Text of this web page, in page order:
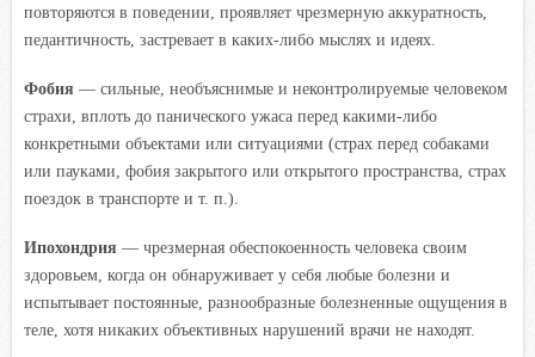
повторяются в поведении, проявляет чрезмерную аккуратность,
педантичность, застревает в каких-либо мыслях и идеях.
Фобия — сильные, необъяснимые и неконтролируемые человеком
страхи, вплоть до панического ужаса перед какими-либо
конкретными объектами или ситуациями (страх перед собаками
или пауками, фобия закрытого или открытого пространства, страх
поездок в транспорте и т. п.).
Ипохондрия — чрезмерная обеспокоенность человека своим
здоровьем, когда он обнаруживает у себя любые болезни и
испытывает постоянные, разнообразные болезненные ощущения в
теле, хотя никаких объективных нарушений врачи не находят.